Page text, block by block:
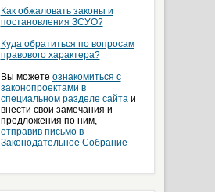
Как обжаловать законы и
постановления ЗСУО?
Куда обратиться по вопросам
правового характера?
Вы можете ознакомиться с
законопроектами в
специальном разделе сайтаи
внести свои замечания и
предложения по ним,
отправив письмо в
Законодательное Собрание